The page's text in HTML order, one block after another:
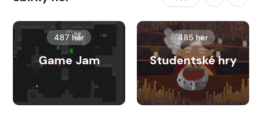
487 her
Game Jam
485 her
Studentské hry